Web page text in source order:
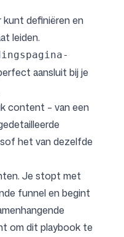
kunt definiëren en
leiden.
aansluit bij je
content – van een
het van dezelfde
Je stopt met
funnel en begint
om dit playbook te